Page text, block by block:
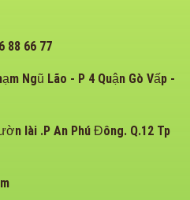
88 66 77
Ngũ Lão - P 4 Quận Gò Vấp -
lài .P An Phú Đông. Q.12 Tp